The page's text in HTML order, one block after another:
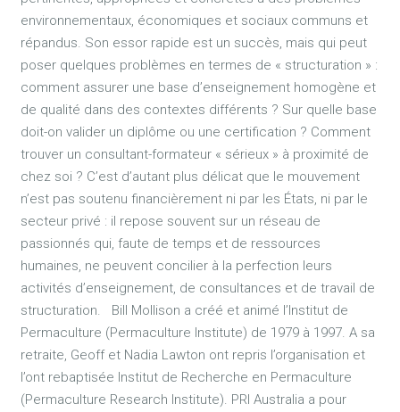
environnementaux, économiques et sociaux communs et
répandus. Son essor rapide est un succès, mais qui peut
poser quelques problèmes en termes de « structuration » :
comment assurer une base d’enseignement homogène et
de qualité dans des contextes différents ? Sur quelle base
doit-on valider un diplôme ou une certification ? Comment
trouver un consultant-formateur « sérieux » à proximité de
chez soi ? C’est d’autant plus délicat que le mouvement
n’est pas soutenu financièrement ni par les États, ni par le
secteur privé : il repose souvent sur un réseau de
passionnés qui, faute de temps et de ressources
humaines, ne peuvent concilier à la perfection leurs
activités d’enseignement, de consultances et de travail de
structuration. Bill Mollison a créé et animé l’Institut de
Permaculture (Permaculture Institute) de 1979 à 1997. A sa
retraite, Geoff et Nadia Lawton ont repris l’organisation et
l’ont rebaptisée Institut de Recherche en Permaculture
(Permaculture Research Institute). PRI Australia a pour